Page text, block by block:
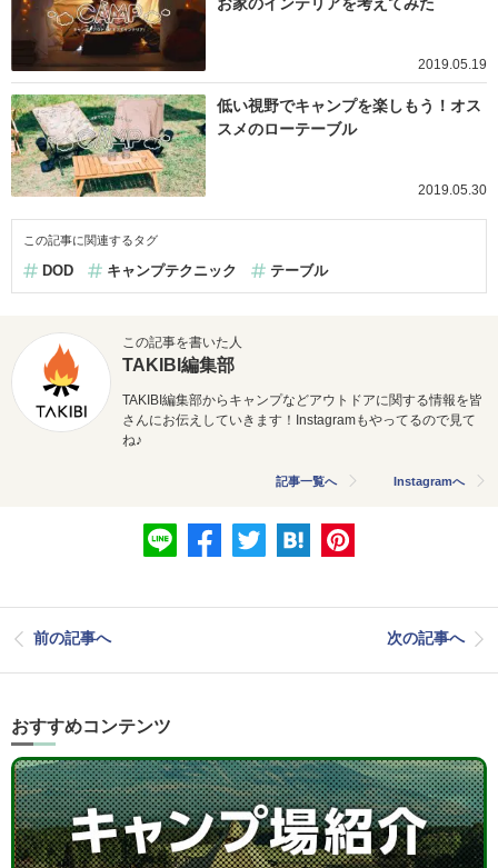
2019.05.19
低い視野でキャンプを楽しもう！オス
スメのローテーブル
2019.05.30
この記事に関連するタグ
DOD キャンプテクニック テーブル
この記事を書いた人
TAKIBI編集部
TAKIBI編集部からキャンプなどアウトドアに関する情報を皆
さんにお伝えしていきます！Instagramもやってるので見て
ね♪
記事一覧へ Instagramへ
前の記事へ 次の記事へ
おすすめコンテンツ